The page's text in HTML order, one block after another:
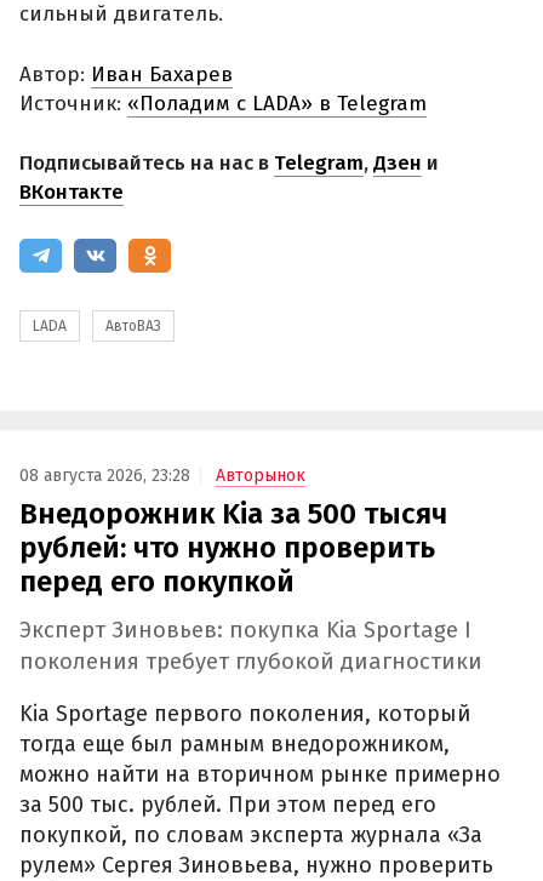
сильный двигатель.
Автор: Иван Бахарев
Источник: «Поладим с LADA» в Telegram
Подписывайтесь на нас в Telegram,Дзен и
ВКонтакте
LADA АвтоВАЗ
08 августа 2026, 23:28 Авторынок
Внедорожник Kia за 500 тысяч
рублей: что нужно проверить
перед его покупкой
Эксперт Зиновьев: покупка Kia Sportage I
поколения требует глубокой диагностики
Kia Sportage первого поколения, который
тогда еще был рамным внедорожником,
можно найти на вторичном рынке примерно
за 500 тыс. рублей. При этом перед его
покупкой, по словам эксперта журнала «За
рулем» Сергея Зиновьева, нужно проверить